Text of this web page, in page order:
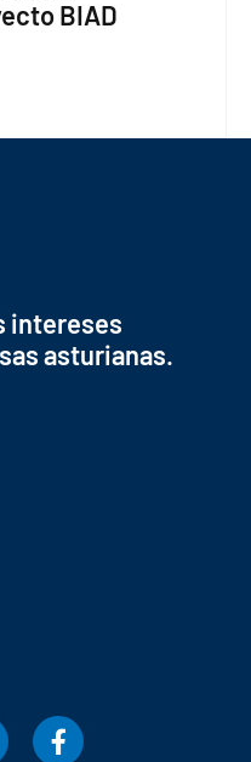
BIAD
intereses
asturianas.